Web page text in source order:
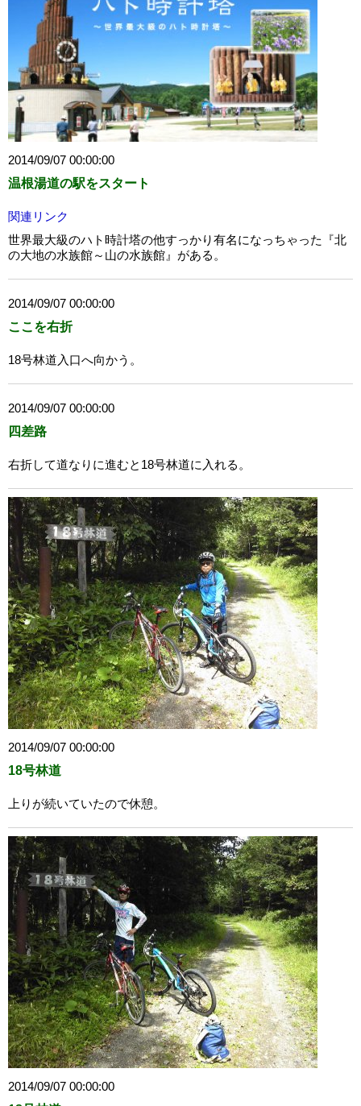
2014/09/07 00:00:00
温根湯道の駅をスタート
関連リンク
世界最大級のハト時計塔の他すっかり有名になっちゃった『北
の大地の水族館～山の水族館』がある。
2014/09/07 00:00:00
ここを右折
18号林道入口へ向かう。
2014/09/07 00:00:00
四差路
右折して道なりに進むと18号林道に入れる。
2014/09/07 00:00:00
18号林道
上りが続いていたので休憩。
2014/09/07 00:00:00